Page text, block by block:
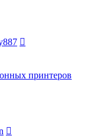
принтеров